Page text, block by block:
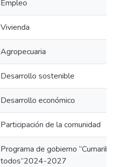
Empleo
Vivienda
Agropecuaria
Desarrollo sostenible
Desarrollo económico
Participación de la comunidad
Programa de gobierno
todos”2024-2027